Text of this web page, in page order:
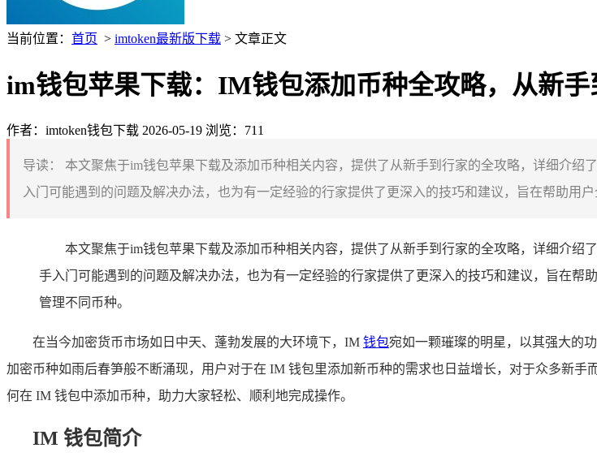
当前位置： 首页 > imtoken最新版下载 > 文章正文
im钱包苹果下载：IM钱包添加币种全攻略，从新手
作者：imtoken钱包下载 2026-05-19 浏览：711
导读：
本文聚焦于im钱包苹果下载及添加币种相关内容，提供了从新手到行家的全攻略，详细介
入门可能遇到的问题及解决办法，也为有一定经验的行家提供了更深入的技巧和建议，旨在帮助用
本文聚焦于im钱包苹果下载及添加币种相关内容，提供了从新手到行家的全攻略，详细介
手入门可能遇到的问题及解决办法，也为有一定经验的行家提供了更深入的技巧和建议，旨在
管理不同币种。
在当今加密货币市场如日中天、蓬勃发展的大环境下，IM 钱包宛如一颗璀璨的明星，以其强大的
加密币种如雨后春笋般不断涌现，用户对于在 IM 钱包里添加新币种的需求也日益增长，对于众多新
何在 IM 钱包中添加币种，助力大家轻松、顺利地完成操作。
IM 钱包简介